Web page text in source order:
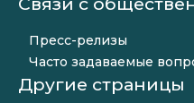
Пресс-релизы
Часто задаваемые
Другие страницы